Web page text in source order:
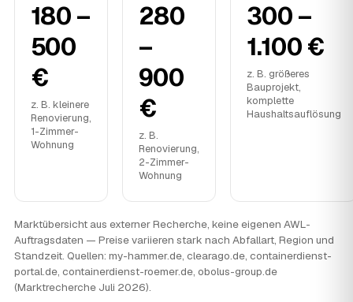
180 –
500
€
z. B. kleinere
Renovierung,
1-Zimmer-
Wohnung
280
–
900
€
z. B.
Renovierung,
2-Zimmer-
Wohnung
300 –
1.100 €
z. B. größeres
Bauprojekt,
komplette
Haushaltsauflösung
Marktübersicht aus externer Recherche, keine eigenen AWL-
Auftragsdaten — Preise variieren stark nach Abfallart, Region und
Standzeit. Quellen: my-hammer.de, clearago.de, containerdienst-
portal.de, containerdienst-roemer.de, obolus-group.de
(Marktrecherche Juli 2026).